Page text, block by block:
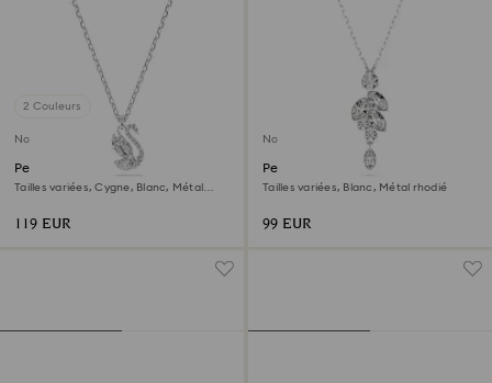
2 Couleurs
Nouveau
Pendentif Swan
Tailles variées, Cygne, Blanc, Métal
119 EUR
Nouveau
Pendentif Diapason
Tailles variées, Blanc, Métal rhodié
99 EUR